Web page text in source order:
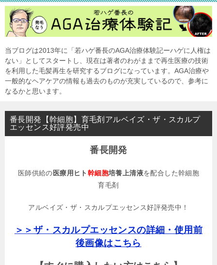
当ブログは2013年に「若ハゲ番長のAGA治療体験記ーハゲに人権は
ない」としてスタートし、現在は著者のわがままで再生医療の技術
を利用した毛髪再生を研究するブログになっています。AGA治療や
一般的なヘアケアの情報も過去のものが充実しているので、参考に
なるかと思います。
番長開発【幹細胞】育毛剤アルベイズ・ザ・スカルプ
エッセンス好評発売中
番長開発
医師供給の医療用ヒト 幹細胞培養上清液を配合した幹細胞
育毛剤
アルベイズ・ザ・スカルプエッセンス好評発売中！
＞＞ザ・スカルプエッセンスの詳細・使用前
後画像はこちら